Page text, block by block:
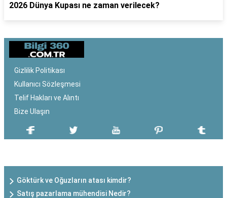
2026 Dünya Kupası ne zaman verilecek?
Gizlilik Politikası
Kullanıcı Sözleşmesi
Telif Hakları ve Alıntı
Bize Ulaşın
Göktürk ve Oğuzların atası kimdir?
Satış pazarlama mühendisi Nedir?